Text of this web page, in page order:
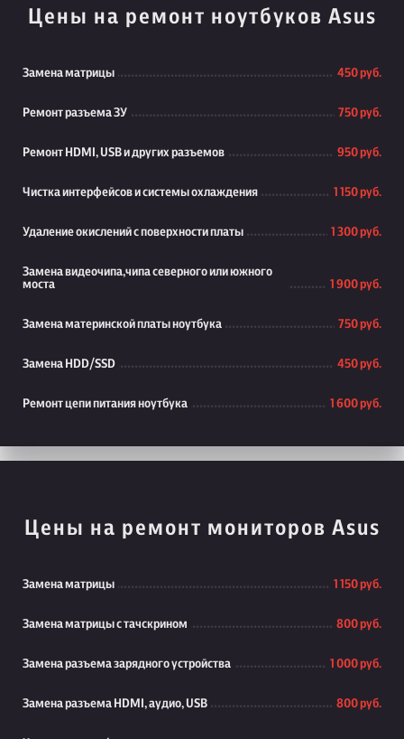
Цены на ремонт ноутбуков Asus
Замена матрицы 450 руб.
Ремонт разъема ЗУ 750 руб.
Ремонт HDMI, USB и других разъемов 950 руб.
Чистка интерфейсов и системы охлаждения 1 150 руб.
Удаление окислений с поверхности платы 1 300 руб.
Замена видеочипа,чипа северного или южного
моста
1 900 руб.
Замена материнской платы ноутбука 750 руб.
Замена HDD/SSD 450 руб.
Ремонт цепи питания ноутбука 1 600 руб.
Цены на ремонт мониторов Asus
Замена матрицы 1 150 руб.
Замена матрицы с тачскрином 800 руб.
Замена разъема зарядного устройства 1 000 руб.
Замена разъема HDMI, аудио, USB 800 руб.